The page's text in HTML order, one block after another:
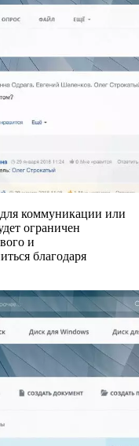
коммуникации или
ограничен
и
благодаря